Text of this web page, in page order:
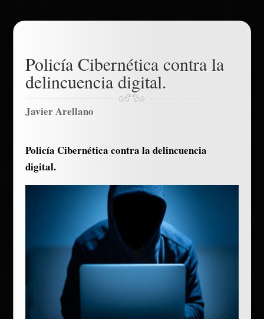
Policía Cibernética contra la
delincuencia digital.
Javier Arellano
Policía Cibernética contra la delincuencia
digital.